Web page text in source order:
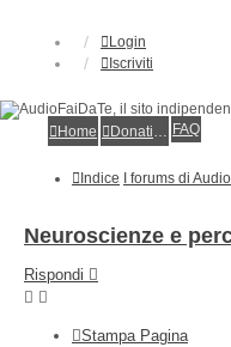
Login
Iscriviti
Home
Donations FAQ
Indice I forums di
Neuroscienze e
Rispondi
Stampa Pagina